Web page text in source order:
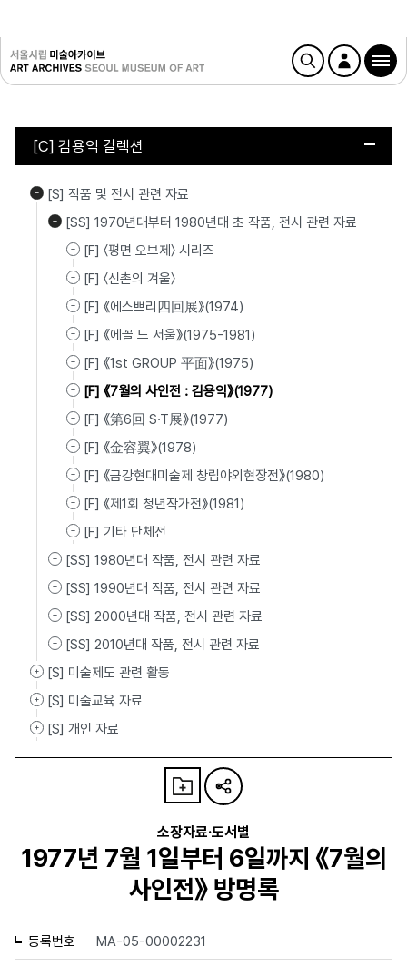
[C] 김용익 컬렉션
[S] 작품 및 전시 관련 자료
[SS] 1970년대부터 1980년대 초 작품, 전시 관련 자료
[F] 〈평면 오브제〉 시리즈
[F] 〈신촌의 겨울〉
[F] 《에스쁘리四回展》(1974)
[F] 《에꼴 드 서울》(1975-1981)
[F] 《1st GROUP 平面》(1975)
[F] 《7월의 사인전 : 김용익》(1977)
[F] 《第6回 S·T展》(1977)
[F] 《金容翼》(1978)
[F] 《금강현대미술제 창립야외현장전》(1980)
[F] 《제1회 청년작가전》(1981)
[F] 기타 단체전
[SS] 1980년대 작품, 전시 관련 자료
[SS] 1990년대 작품, 전시 관련 자료
[SS] 2000년대 작품, 전시 관련 자료
[SS] 2010년대 작품, 전시 관련 자료
[S] 미술제도 관련 활동
[S] 미술교육 자료
[S] 개인 자료
소장자료·도서별
1977년 7월 1일부터 6일까지 《7월의
사인전》 방명록
등록번호 MA-05-00002231